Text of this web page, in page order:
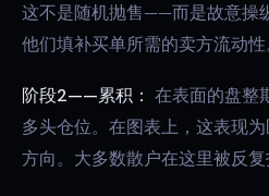
这不是随机抛售——而是故意操
他们填补买单所需的卖方流动性
阶段2——累积： 在表面的盘整
多头仓位。在图表上，这表现
方向。大多数散户在这里被反复